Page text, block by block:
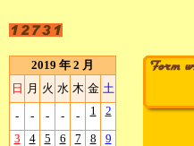
2019 年 2 月
日 月 火 水 木 金 土
- - - - - 1 2
3 4 5 6 7 8 9